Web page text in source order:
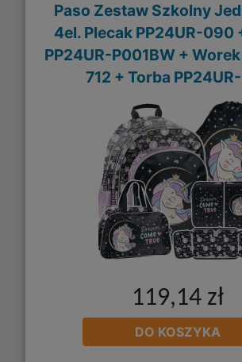
Paso Zestaw Szkolny
4el. Plecak PP24UR-090
PP24UR-P001BW +
712 + Torba
119,14 zł
DO KOSZYKA